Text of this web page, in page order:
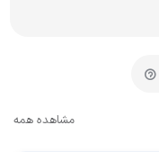
مشاهده همه